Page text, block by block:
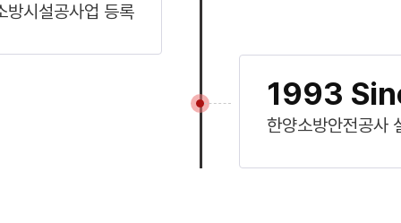
방시설공사업 등록
1993
한양소방안전공사